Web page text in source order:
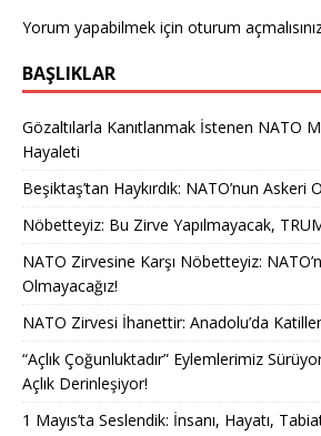
Yorum yapabilmek için oturum
BAŞLIKLAR
Gözaltılarla Kanıtlanmak İstenen NATO
Hayaleti
Beşiktaş’tan Haykırdık: NATO’nun Askeri
Nöbetteyiz: Bu Zirve Yapılmayacak,
NATO Zirvesine Karşı Nöbetteyiz:
Olmayacağız!
NATO Zirvesi İhanettir: Anadolu’da
“Açlık Çoğunluktadır” Eylemlerimiz
Açlık Derinleşiyor!
1 Mayıs’ta Seslendik: İnsanı, Hayatı,